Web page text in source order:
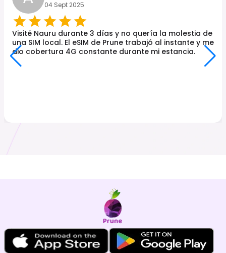
04 Sept 2025
Visité Nauru durante 3 días y no quería la molestia de
una SIM local. El eSIM de Prune trabajó al instante y me
dio cobertura 4G constante durante mi estancia.